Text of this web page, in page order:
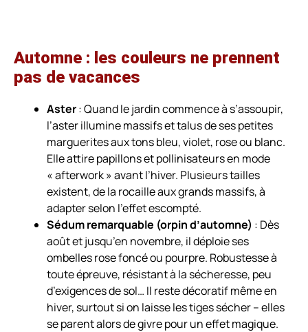
Automne : les couleurs ne prennent
pas de vacances
Aster: Quand le jardin commence à s’assoupir,
l’aster illumine massifs et talus de ses petites
marguerites aux tons bleu, violet, rose ou blanc.
Elle attire papillons et pollinisateurs en mode
« afterwork » avant l’hiver. Plusieurs tailles
existent, de la rocaille aux grands massifs, à
adapter selon l’effet escompté.
Sédum remarquable (orpin d’automne) : Dès
août et jusqu’en novembre, il déploie ses
ombelles rose foncé ou pourpre. Robustesse à
toute épreuve, résistant à la sécheresse, peu
d’exigences de sol… Il reste décoratif même en
hiver, surtout si on laisse les tiges sécher – elles
se parent alors de givre pour un effet magique.